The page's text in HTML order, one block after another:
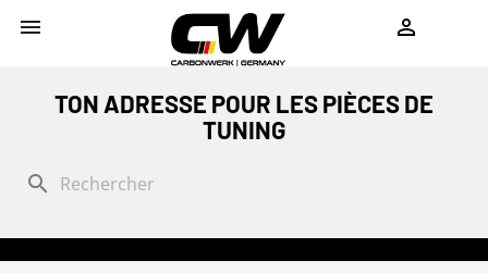
 
TON ADRESSE POUR LES PIÈCES DE
TUNING
search